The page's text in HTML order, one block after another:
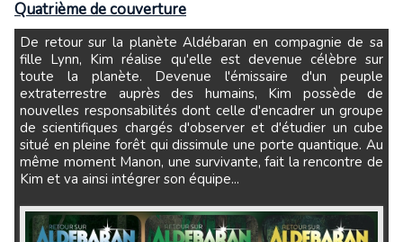
Quatrième de couverture
De retour sur la planète Aldébaran en compagnie de sa
fille Lynn, Kim réalise qu'elle est devenue célèbre sur
toute la planète. Devenue l'émissaire d'un peuple
extraterrestre auprès des humains, Kim possède de
nouvelles responsabilités dont celle d'encadrer un groupe
de scientifiques chargés d'observer et d'étudier un cube
situé en pleine forêt qui dissimule une porte quantique. Au
même moment Manon, une survivante, fait la rencontre de
Kim et va ainsi intégrer son équipe...